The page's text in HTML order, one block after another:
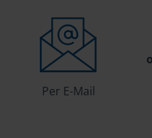
Per E-Mail